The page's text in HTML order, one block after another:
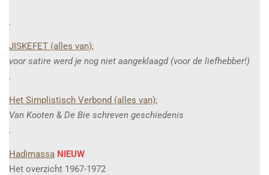
.
JISKEFET (alles van);
voor satire werd je nog niet aangeklaagd (voor de liefhebber!)
.
Het Simplistisch Verbond (alles van);
Van Kooten & De Bie schreven geschiedenis
.
Hadimassa NIEUW
Het overzicht 1967-1972